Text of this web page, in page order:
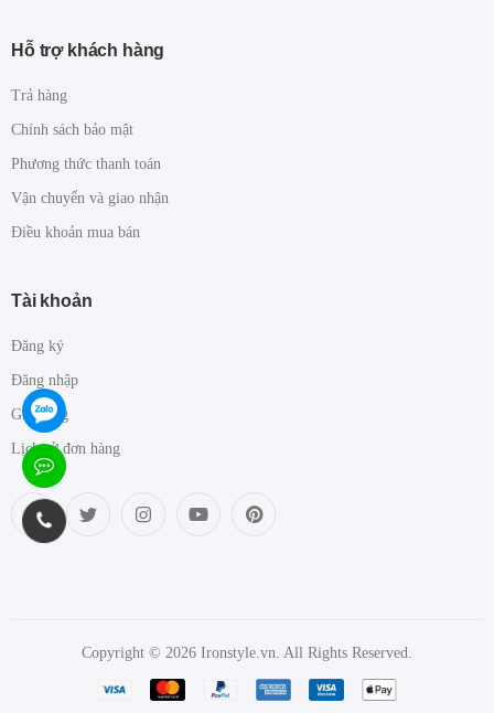
Hỗ trợ khách hàng
Trả hàng
Chính sách bảo mật
Phương thức thanh toán
Vận chuyển và giao nhận
Điều khoản mua bán
Tài khoản
Đăng ký
Đăng nhập
Giỏ hàng
Lịch sử đơn hàng
Copyright © 2026 Ironstyle.vn. All Rights Reserved.